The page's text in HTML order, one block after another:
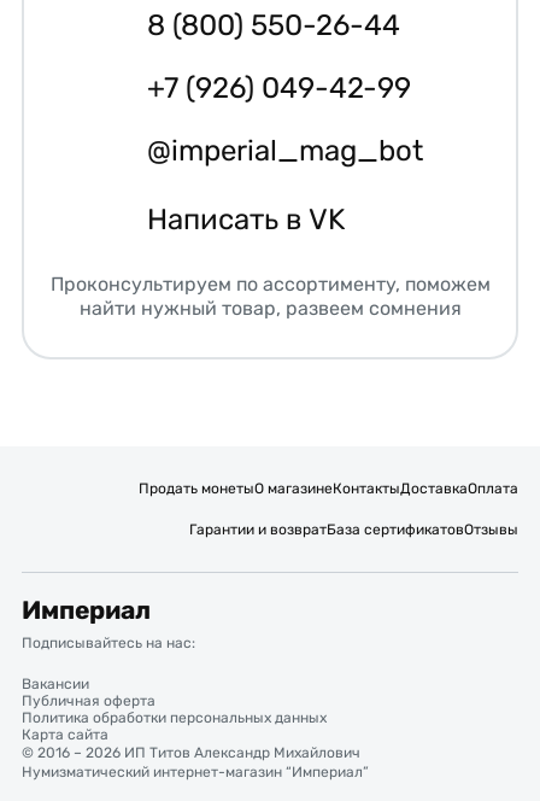
8 (800) 550-26-44
+7 (926) 049-42-99
@imperial_mag_bot
Написать в VK
Проконсультируем по ассортименту, поможем
найти нужный товар, развеем сомнения
Продать монетыО магазинеКонтактыДоставкаОплата
Гарантии и возвратБаза сертификатовОтзывы
Империал
Подписывайтесь на нас:
Вакансии
Публичная оферта
Политика обработки персональных данных
Карта сайта
© 2016 – 2026 ИП Титов Александр Михайлович
Нумизматический интернет-магазин “Империал”